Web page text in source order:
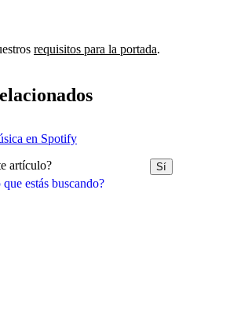
estás buscando?
requisitos para la portada.
en Spotify
artículo? Sí